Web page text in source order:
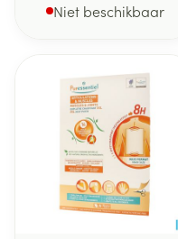
Niet beschikbaar